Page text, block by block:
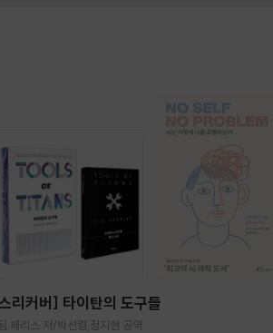
리커버] 타이탄의 도구들
페리스 저/박선령,정지현 공역